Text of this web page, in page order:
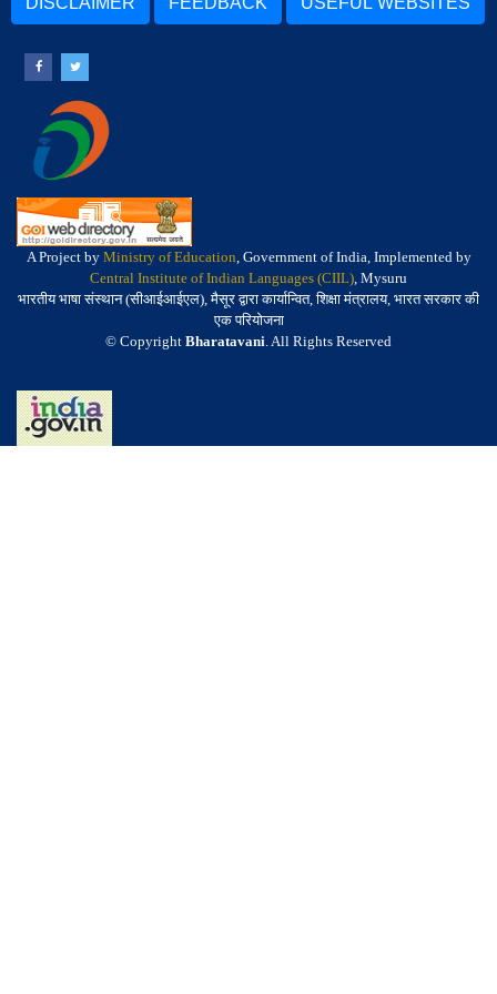
A Project by Ministry of Education, Government of India, Implemented by
Central Institute of Indian Languages (CIIL), Mysuru
भारतीय भाषा संस्थान (सीआईआईएल), मैसूर द्वारा कार्यान्वित, शिक्षा मंत्रालय, भारत सरकार की
एक परियोजना
© Copyright Bharatavani. All Rights Reserved